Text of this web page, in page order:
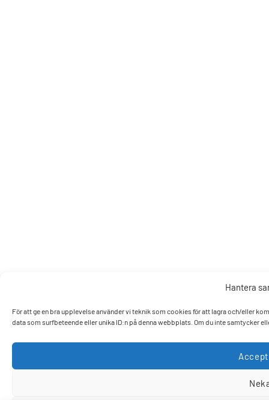
Hantera
För att ge en bra upplevelse använder vi teknik som cookies för att lagra och/eller
data som surfbeteende eller unika ID:n på denna webbplats. Om du inte samtycker